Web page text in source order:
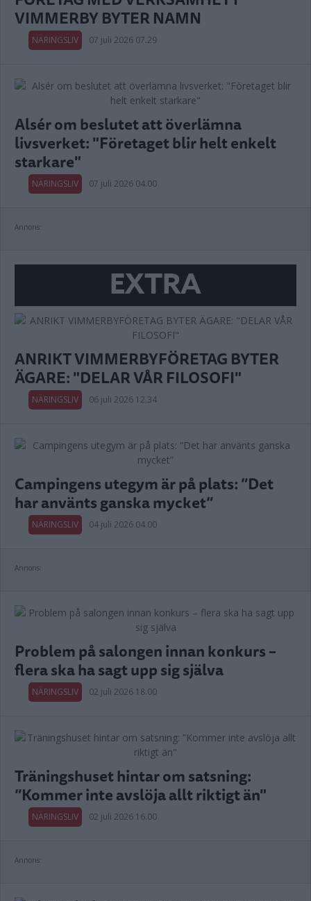
VIMMERBY BYTER NAMN
NÄRINGSLIV 07 juli 2026 07.29
Alsér om beslutet att överlämna
livsverket: "Företaget blir helt enkelt
starkare"
NÄRINGSLIV 07 juli 2026 04.00
Annons:
EXTRA
ANRIKT VIMMERBYFÖRETAG BYTER
ÄGARE: "DELAR VÅR FILOSOFI"
NÄRINGSLIV 06 juli 2026 12.34
Campingens utegym är på plats: ”Det
har använts ganska mycket”
NÄRINGSLIV 04 juli 2026 04.00
Annons:
Problem på salongen innan konkurs –
flera ska ha sagt upp sig själva
NÄRINGSLIV 02 juli 2026 18.00
Träningshuset hintar om satsning:
”Kommer inte avslöja allt riktigt än"
NÄRINGSLIV 02 juli 2026 16.00
Annons: